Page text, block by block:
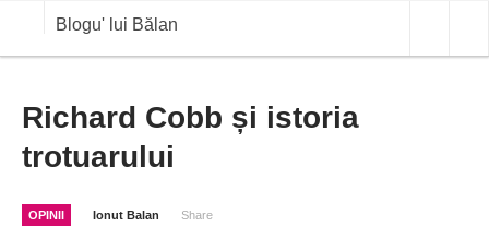
Blogu' lui Bălan
OPINII
ANALIZE
Richard Cobb și istoria
trotuarului
OPINII Ionut Balan Share